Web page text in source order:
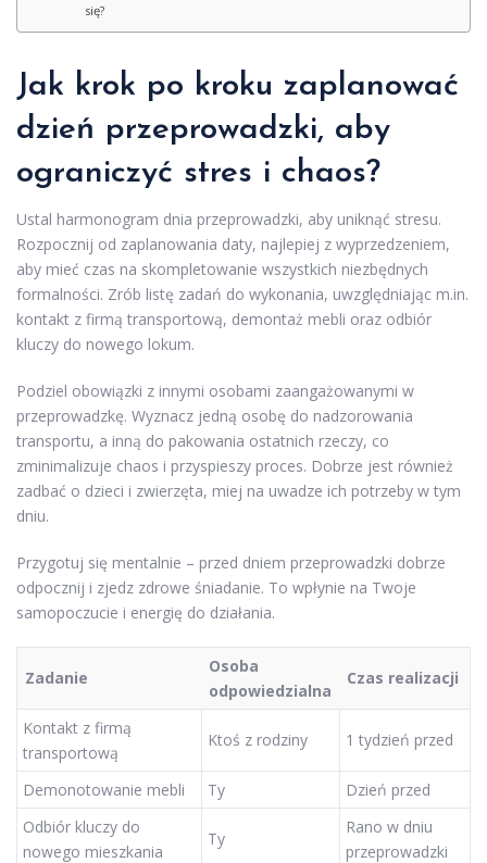
się?
Jak krok po kroku zaplanować
dzień przeprowadzki, aby
ograniczyć stres i chaos?
Ustal harmonogram dnia przeprowadzki, aby uniknąć stresu.
Rozpocznij od zaplanowania daty, najlepiej z wyprzedzeniem,
aby mieć czas na skompletowanie wszystkich niezbędnych
formalności. Zrób listę zadań do wykonania, uwzględniając m.in.
kontakt z firmą transportową, demontaż mebli oraz odbiór
kluczy do nowego lokum.
Podziel obowiązki z innymi osobami zaangażowanymi w
przeprowadzkę. Wyznacz jedną osobę do nadzorowania
transportu, a inną do pakowania ostatnich rzeczy, co
zminimalizuje chaos i przyspieszy proces. Dobrze jest również
zadbać o dzieci i zwierzęta, miej na uwadze ich potrzeby w tym
dniu.
Przygotuj się mentalnie – przed dniem przeprowadzki dobrze
odpocznij i zjedz zdrowe śniadanie. To wpłynie na Twoje
samopoczucie i energię do działania.
Zadanie
Osoba
odpowiedzialna
Czas realizacji
Kontakt z firmą
transportową
Ktoś z rodziny 1 tydzień przed
Demonotowanie mebli Ty
Dzień przed
Odbiór kluczy do
nowego mieszkania
Ty
Rano w dniu
przeprowadzki